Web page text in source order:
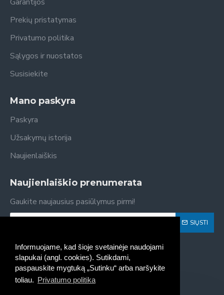
Informuojame, kad šioje svetainėje naudojami
slapukai (angl. cookies). Sutikdami,
paspauskite mygtuką „Sutinku“ arba naršykite
toliau. Privatumo politika
Prekių pristatymas
Privatumo politika
Sąlygos ir nuostatos
Susisiekite
Mano paskyra
Paskyra
Užsakymų istorija
Naujienlaiškis
Naujienlaiškio prenumerata
Gaukite naujausius pasiūlymus pirmi!
SIŲSTI
Susipažinau ir sutinku su Privatumo politika